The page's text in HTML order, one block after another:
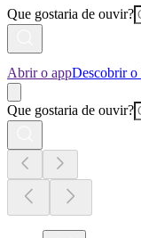
Que gostaria de ouvir?
Abrir o appDescobrir o
Que gostaria de ouvir?